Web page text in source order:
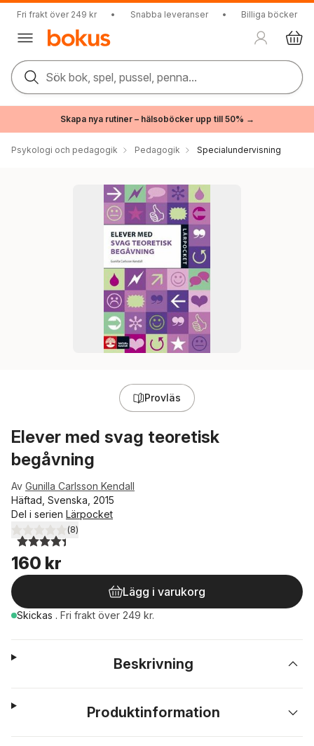
Fri frakt över 249 kr • Snabba leveranser • Billiga böcker
Sök bok, spel, pussel, penna...
Skapa nya rutiner – hälsoböcker upp till 50% →
Psykologi och pedagogik Pedagogik Specialundervisning
Provläs
Elever med svag teoretisk
begåvning
Av Gunilla Carlsson Kendall
Häftad, Svenska, 2015
Del i serien Lärpocket
4,4utav 5 stjärnor. Totalt antal röster:
(8)
160 kr
Lägg i varukorg
Skickas . Fri frakt över 249 kr.
Beskrivning
Produktinformation